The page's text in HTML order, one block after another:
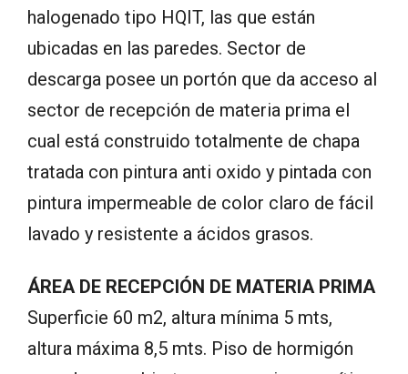
halogenado tipo HQIT, las que están
ubicadas en las paredes. Sector de
descarga posee un portón que da acceso al
sector de recepción de materia prima el
cual está construido totalmente de chapa
tratada con pintura anti oxido y pintada con
pintura impermeable de color claro de fácil
lavado y resistente a ácidos grasos.
ÁREA DE RECEPCIÓN DE MATERIA PRIMA
Superficie 60 m2, altura mínima 5 mts,
altura máxima 8,5 mts. Piso de hormigón